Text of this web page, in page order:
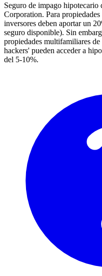
Seguro de impago
Corporation. Para
inversores deben aportar un
seguro disponible). Sin
propiedades multifamiliares
hackers' pueden acceder a
del 5-10%.